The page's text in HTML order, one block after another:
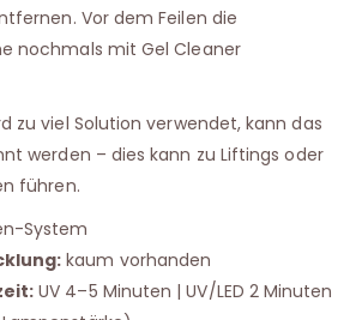
Vor dem Feilen die
nochmals mit Gel Cleaner
zu viel Solution verwendet, kann das
werden – dies kann zu Liftings oder
führen.
System
kaum vorhanden
UV 4–5 Minuten | UV/LED 2 Minuten